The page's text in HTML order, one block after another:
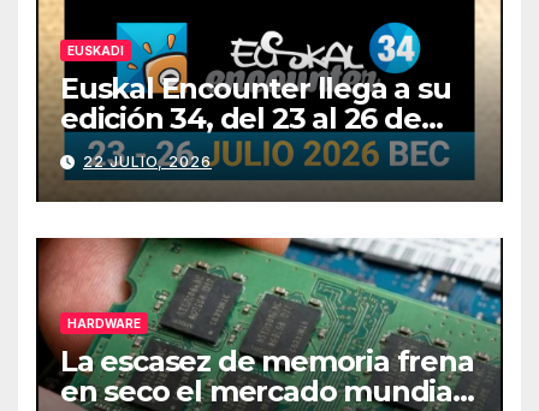
EUSKADI
Euskal Encounter llega a su
edición 34, del 23 al 26 de
julio
22 JULIO, 2026
HARDWARE
La escasez de memoria frena
en seco el mercado mundial